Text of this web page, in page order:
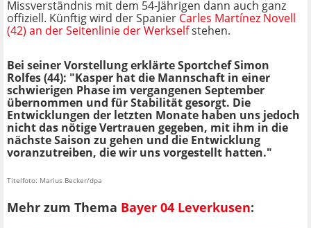
Missverständnis mit dem 54-Jährigen dann auch ganz
offiziell. Künftig wird der Spanier Carles Martínez Novell
(42) an der Seitenlinie der Werkselfstehen.
Bei seiner Vorstellung erklärte Sportchef Simon
Rolfes (44): "Kasper hat die Mannschaft in einer
schwierigen Phase im vergangenen September
übernommen und für Stabilität gesorgt. Die
Entwicklungen der letzten Monate haben uns jedoch
nicht das nötige Vertrauen gegeben, mit ihm in die
nächste Saison zu gehen und die Entwicklung
voranzutreiben, die wir uns vorgestellt hatten."
Titelfoto: Marius Becker/dpa
Mehr zum Thema Bayer 04 Leverkusen: